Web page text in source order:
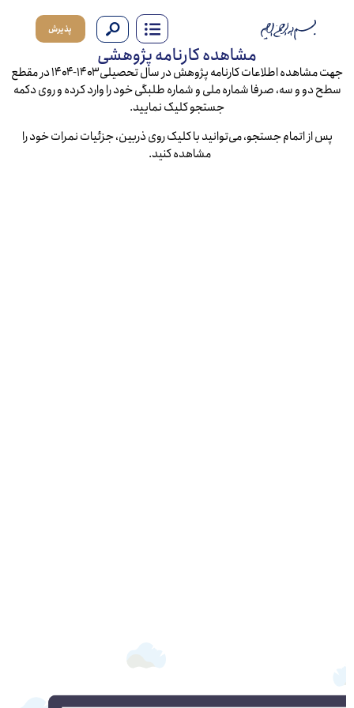
مشاهده کارنامه پژوهشی
جهت مشاهده اطلاعات کارنامه پژوهش در سال تحصیلی ۱۴۰۳-۱۴۰۴ در مقطع
و سه، صرفا شماره ملی و شماره طلبگی خود را وارد کرده و روی دکمه
جستجو کلیک نمایید.
اتمام جستجو، می‌توانید با کلیک روی ذربین، جزئیات نمرات خود را
مشاهده کنید.